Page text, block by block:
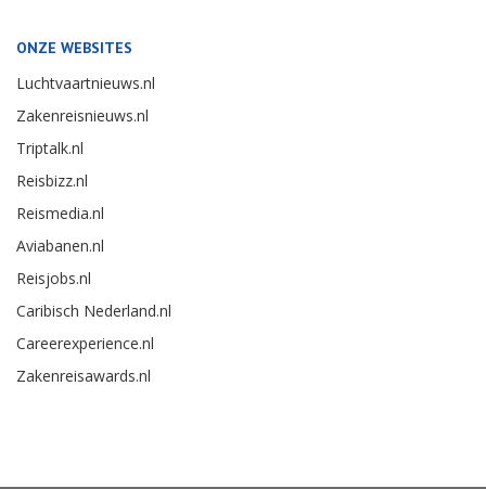
ONZE WEBSITES
Luchtvaartnieuws.nl
Zakenreisnieuws.nl
Triptalk.nl
Reisbizz.nl
Reismedia.nl
Aviabanen.nl
Reisjobs.nl
Caribisch Nederland.nl
Careerexperience.nl
Zakenreisawards.nl